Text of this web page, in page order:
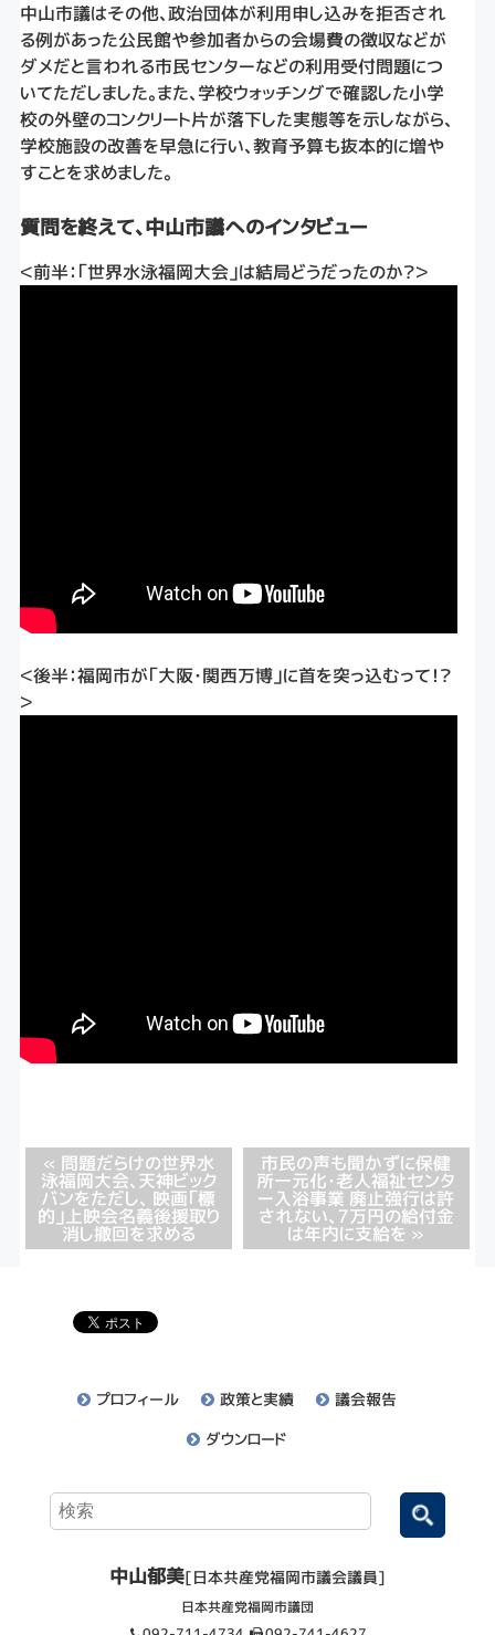
中山市議はその他、政治団体が利用申し込みを拒否され
る例があった公民館や参加者からの会場費の徴収などが
ダメだと言われる市民センターなどの利用受付問題につ
いてただしました。また、学校ウォッチングで確認した小学
校の外壁のコンクリート片が落下した実態等を示しながら、
学校施設の改善を早急に行い、教育予算も抜本的に増や
すことを求めました。
質問を終えて、中山市議へのインタビュー
＜前半：「世界水泳福岡大会」は結局どうだったのか？＞
＜後半：福岡市が「大阪・関西万博」に首を突っ込むって！？
＞
« 問題だらけの世界水
泳福岡大会、天神ビック
バンをただし、 映画「標
的」上映会名義後援取り
消し撤回を求める
市民の声も聞かずに保健
所一元化・老人福祉センタ
ー入浴事業 廃止強行は許
されない、７万円の給付金
は年内に支給を »
プロフィール 政策と実績
議会報告
ダウンロード
中山郁美[日本共産党福岡市議会議員]
日本共産党福岡市議団